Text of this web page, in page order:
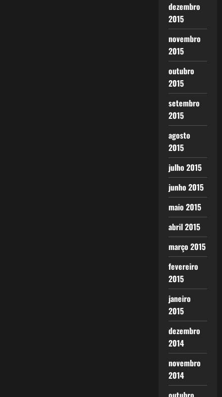
dezembro
2015
novembro
2015
outubro
2015
setembro
2015
agosto
2015
julho 2015
junho 2015
maio 2015
abril 2015
março 2015
fevereiro
2015
janeiro
2015
dezembro
2014
novembro
2014